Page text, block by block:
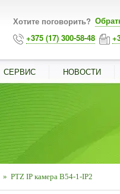
Хотите поговорить?
+375 (17) 300-58-48
СЕРВИС НОВОСТИ
» PTZ IP камера B54-1-IP2